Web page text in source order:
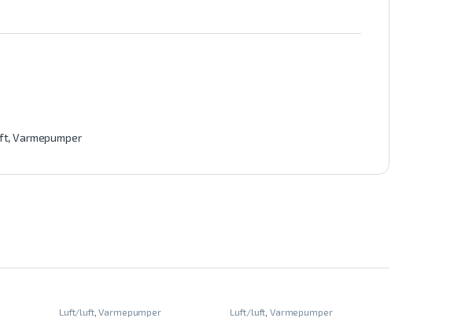
,Varmepumper
Luft/luft,Varmepumper Luft/luft Varmepumper